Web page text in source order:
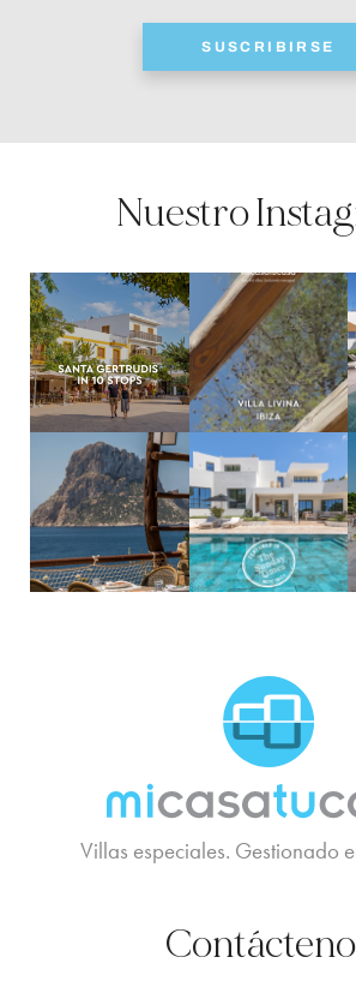
SUSCRIBIRSE
Nuestro
Villas especiales. Gestionado